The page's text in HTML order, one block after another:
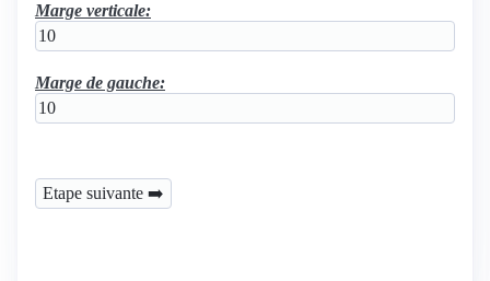
Marge verticale:
Marge de gauche: